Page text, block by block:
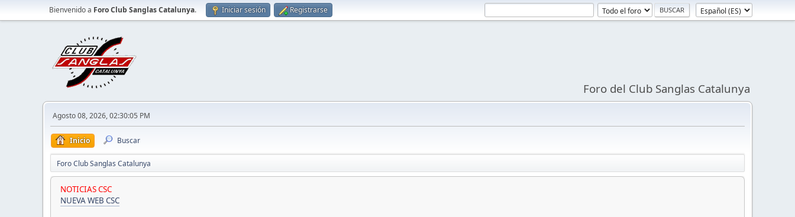
Bienvenido a Foro Club Sanglas Catalunya. Iniciar sesión Registrarse
Foro del Club Sanglas Catalunya
Agosto 08, 2026, 02:30:05 PM
Inicio Buscar
Foro Club Sanglas Catalunya
NOTICIAS CSC
NUEVA WEB CSC